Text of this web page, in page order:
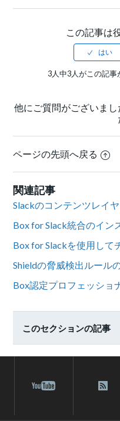
この記事は
3人中3人がこの記
他にご質問がございまし
ページの先頭へ戻る
関連記事
Slackのコンテンツレイ
Box for Slack統合のイン
Box for Slackを使用して
Shieldの脅威検出ルール
Box認定プロフェッショ
このセクションの記事